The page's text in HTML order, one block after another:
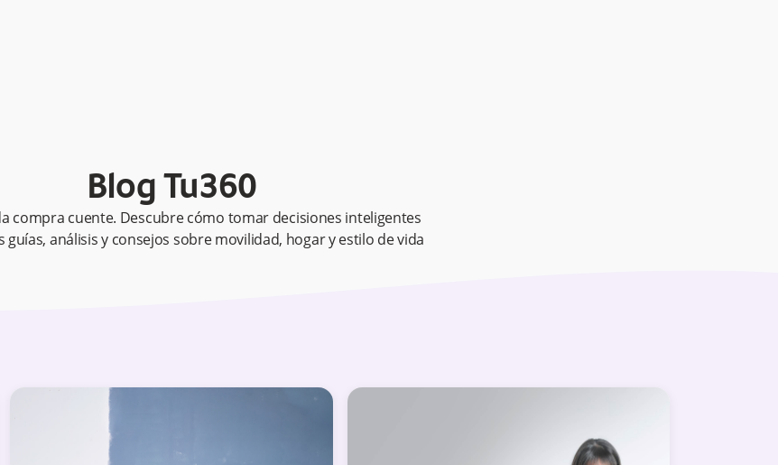
Blog Tu360
compra cuente. Descubre cómo tomar decisiones inteligentes
guías, análisis y consejos sobre movilidad, hogar y estilo de vida